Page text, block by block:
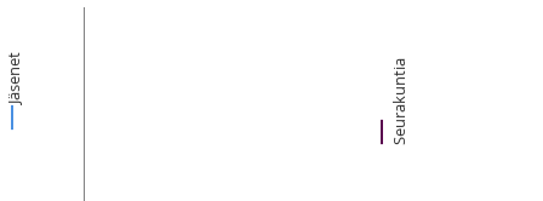
Jäsenet Seurakuntia